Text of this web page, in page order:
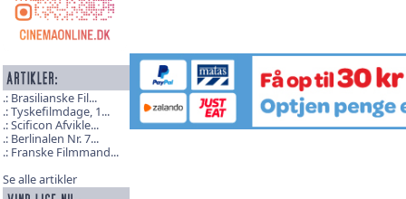
Brasilianske Fil...
Tyskefilmdage, 1...
Scificon Afvikle...
Berlinalen Nr. 7...
Franske Filmmand...
Se alle artikler